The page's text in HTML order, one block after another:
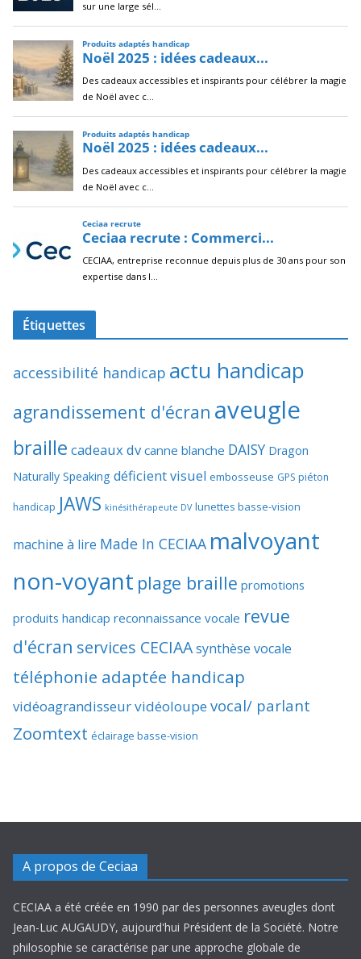
Étiquettes
accessibilité handicap actu handicap
agrandissement d'écran aveugle
braille cadeaux dv canne blanche DAISY Dragon
Naturally Speaking déficient visuel embosseuse GPS piéton
handicap JAWS kinésithérapeute DV lunettes basse-vision
machine à lire Made In CECIAA malvoyant
non-voyant plage braille promotions
produits handicap reconnaissance vocale revue
d'écran services CECIAAsynthèse vocale
téléphonie adaptée handicap
vidéoagrandisseurvidéoloupevocal/ parlant
Zoomtext éclairage basse-vision
A propos de Ceciaa
CECIAA a été créée en 1990 par des personnes aveugles dont
Jean-Luc AUGAUDY, aujourd'hui Président de la Société. Notre
philosophie se caractérise par une approche globale de